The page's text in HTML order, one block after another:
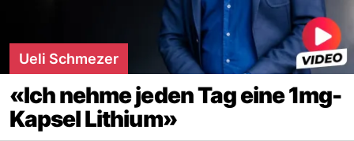
Ueli Schmezer
«Ich nehme jeden Tag eine 1mg-
Kapsel Lithium»